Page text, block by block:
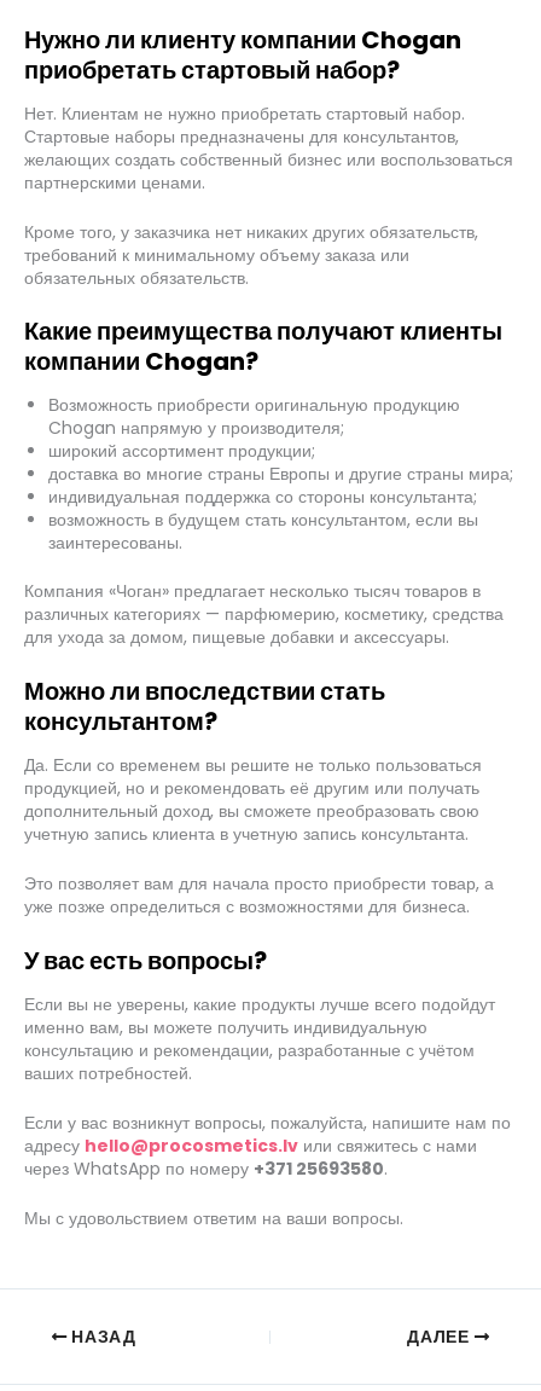
Нужно ли клиенту компании Chogan
приобретать стартовый набор?
Нет. Клиентам не нужно приобретать стартовый набор.
Стартовые наборы предназначены для консультантов,
желающих создать собственный бизнес или воспользоваться
партнерскими ценами.
Кроме того, у заказчика нет никаких других обязательств,
требований к минимальному объему заказа или
обязательных обязательств.
Какие преимущества получают клиенты
компании Chogan?
Возможность приобрести оригинальную продукцию
Chogan напрямую у производителя;
широкий ассортимент продукции;
доставка во многие страны Европы и другие страны мира;
индивидуальная поддержка со стороны консультанта;
возможность в будущем стать консультантом, если вы
заинтересованы.
Компания «Чоган» предлагает несколько тысяч товаров в
различных категориях — парфюмерию, косметику, средства
для ухода за домом, пищевые добавки и аксессуары.
Можно ли впоследствии стать
консультантом?
Да. Если со временем вы решите не только пользоваться
продукцией, но и рекомендовать её другим или получать
дополнительный доход, вы сможете преобразовать свою
учетную запись клиента в учетную запись консультанта.
Это позволяет вам для начала просто приобрести товар, а
уже позже определиться с возможностями для бизнеса.
У вас есть вопросы?
Если вы не уверены, какие продукты лучше всего подойдут
именно вам, вы можете получить индивидуальную
консультацию и рекомендации, разработанные с учётом
ваших потребностей.
Если у вас возникнут вопросы, пожалуйста, напишите нам по
адресу hello@procosmetics.lv или свяжитесь с нами
через WhatsApp по номеру +371 25693580.
Мы с удовольствием ответим на ваши вопросы.
НАЗАД ДАЛЕЕ